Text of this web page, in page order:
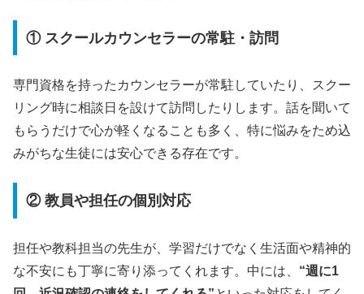
① スクールカウンセラーの常駐・訪問
専門資格を持ったカウンセラーが常駐していたり、スクー
リング時に相談日を設けて訪問したりします。話を聞いて
もらうだけで心が軽くなることも多く、特に悩みをため込
みがちな生徒には安心できる存在です。
② 教員や担任の個別対応
担任や教科担当の先生が、学習だけでなく生活面や精神的
な不安にも丁寧に寄り添ってくれます。中には、 “週に1